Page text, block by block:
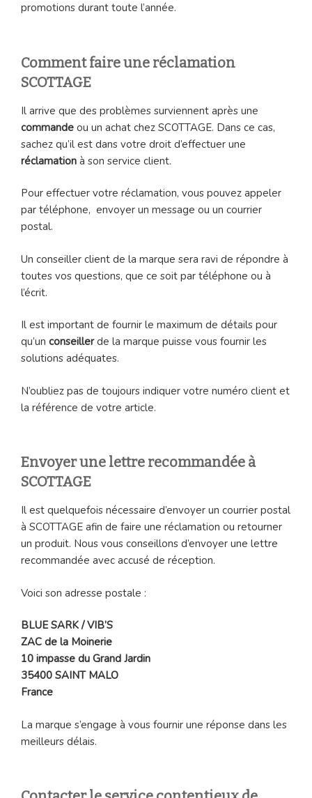
promotions durant toute l’année.
Comment faire une réclamation
SCOTTAGE
Il arrive que des problèmes surviennent après une
commande ou un achat chez SCOTTAGE. Dans ce cas,
sachez qu’il est dans votre droit d’effectuer une
réclamation à son service client.
Pour effectuer votre réclamation, vous pouvez appeler
par téléphone, envoyer un message ou un courrier
postal.
Un conseiller client de la marque sera ravi de répondre à
toutes vos questions, que ce soit par téléphone ou à
l’écrit.
Il est important de fournir le maximum de détails pour
qu’un conseillerde la marque puisse vous fournir les
solutions adéquates.
N’oubliez pas de toujours indiquer votre numéro client et
la référence de votre article.
Envoyer une lettre recommandée à
SCOTTAGE
Il est quelquefois nécessaire d’envoyer un courrier postal
à SCOTTAGE afin de faire une réclamation ou retourner
un produit. Nous vous conseillons d’envoyer une lettre
recommandée avec accusé de réception.
Voici son adresse postale :
BLUE SARK / VIB’S
ZAC de la Moinerie
10 impasse du Grand Jardin
35400 SAINT MALO
France
La marque s’engage à vous fournir une réponse dans les
meilleurs délais.